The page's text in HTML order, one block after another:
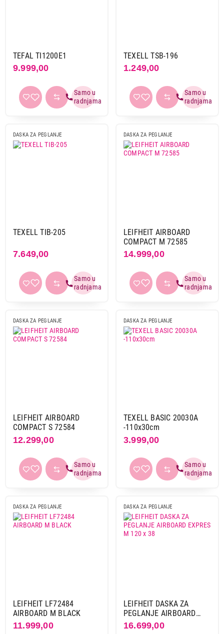
TEFAL TI1200E1
9.999,00
TEXELL TSB-196
1.249,00
DASKA ZA PEGLANJE
TEXELL TIB-205
7.649,00
DASKA ZA PEGLANJE
LEIFHEIT AIRBOARD
COMPACT M 72585
14.999,00
DASKA ZA PEGLANJE
LEIFHEIT AIRBOARD
COMPACT S 72584
12.299,00
DASKA ZA PEGLANJE
TEXELL BASIC 20030A
-110x30cm
3.999,00
DASKA ZA PEGLANJE
LEIFHEIT LF72484
AIRBOARD M BLACK
11.999,00
DASKA ZA PEGLANJE
LEIFHEIT DASKA ZA
PEGLANJE AIRBOARD
EXPRES M 120 x 38
16.699,00
3.299,00